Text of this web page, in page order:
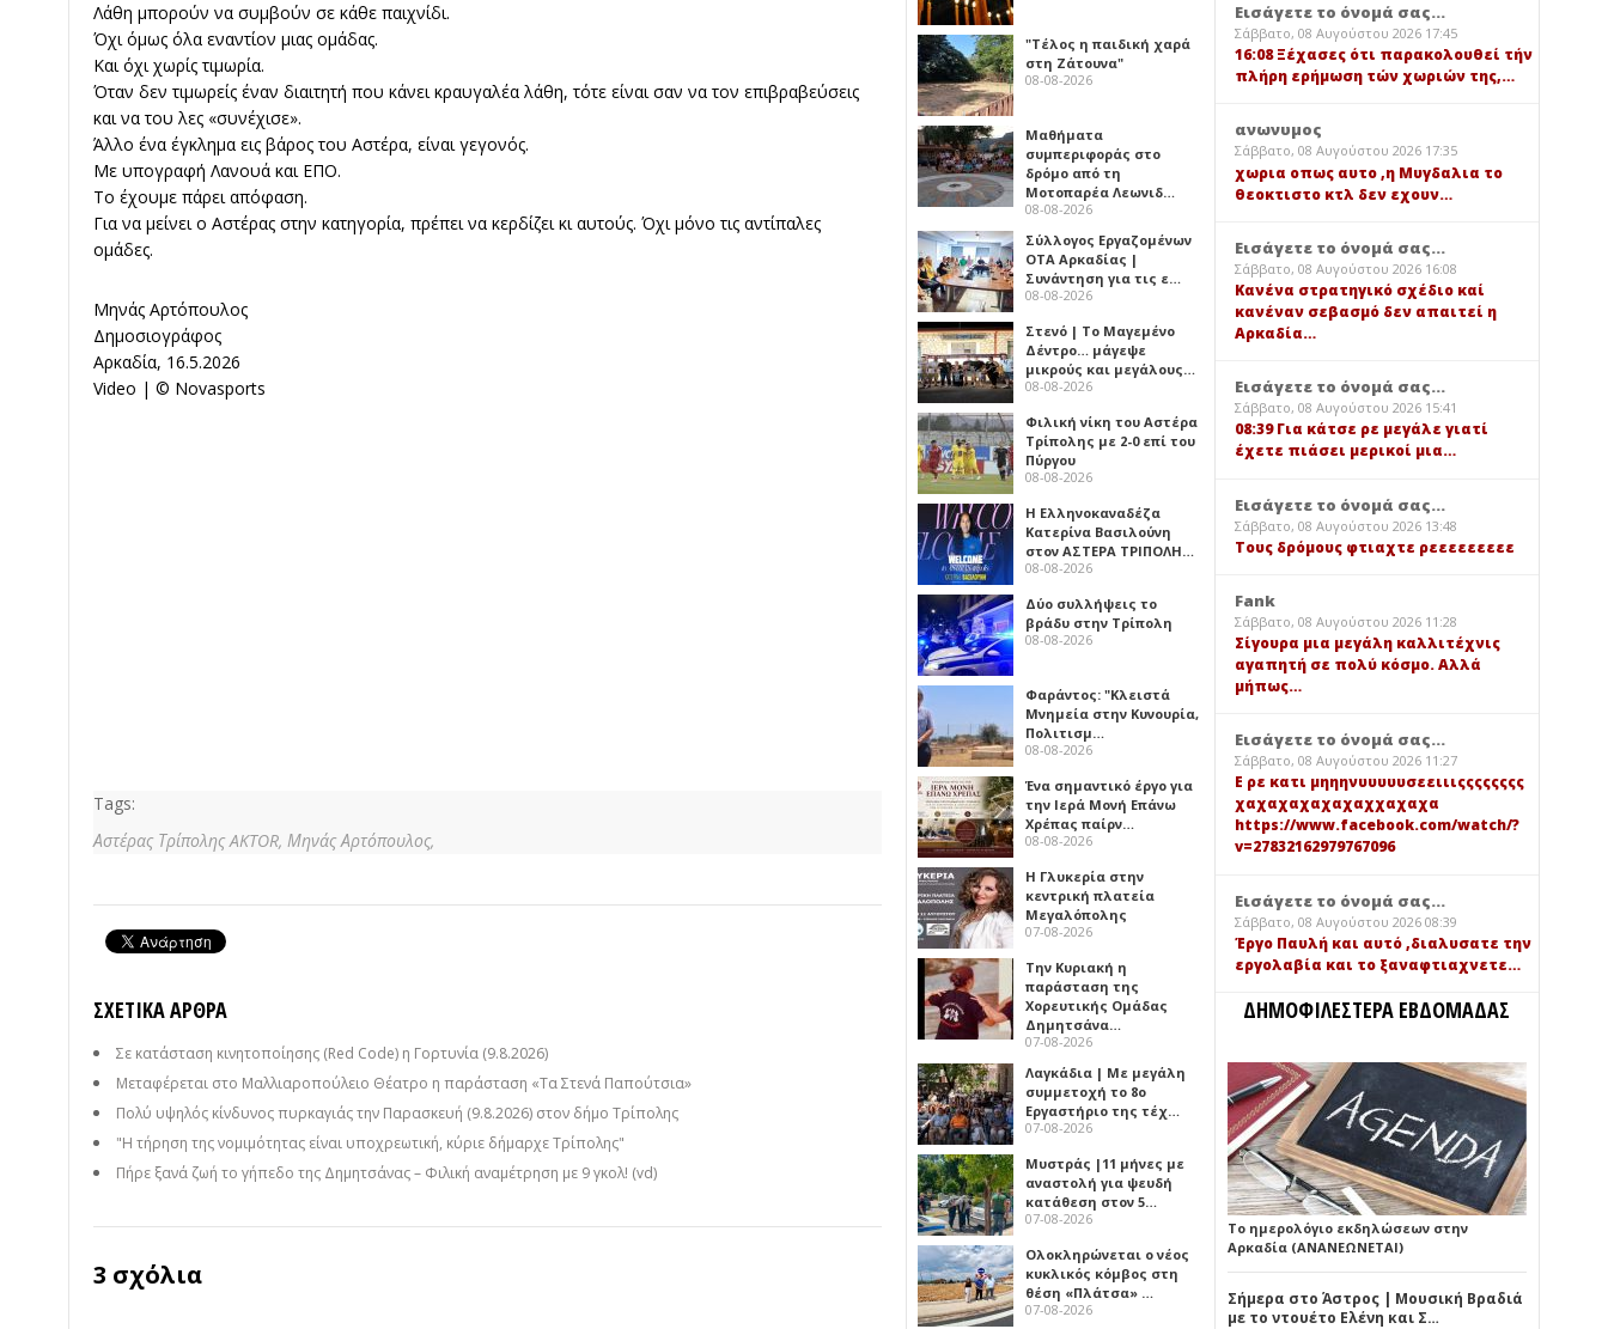
Λάθη μπορούν να συμβούν σε κάθε παιχνίδι.
Όχι όμως όλα εναντίον μιας ομάδας.
Και όχι χωρίς τιμωρία.
Όταν δεν τιμωρείς έναν διαιτητή που κάνει κραυγαλέα λάθη, τότε είναι σαν να τον επιβραβεύσεις
και να του λες «συνέχισε».
Άλλο ένα έγκλημα εις βάρος του Αστέρα, είναι γεγονός.
Με υπογραφή Λανουά και ΕΠΟ.
Το έχουμε πάρει απόφαση.
Για να μείνει ο Αστέρας στην κατηγορία, πρέπει να κερδίζει κι αυτούς. Όχι μόνο τις αντίπαλες
ομάδες.
Μηνάς Αρτόπουλος
Δημοσιογράφος
Αρκαδία, 16.5.2026
Video | © Novasports
Tags:
Αστέρας Τρίπολης AKTOR, Μηνάς Αρτόπουλος,
ΣΧΕΤΙΚΆ ΆΡΘΡΑ
Σε κατάσταση κινητοποίησης (Red Code) η Γορτυνία (9.8.2026)
Μεταφέρεται στο Μαλλιαροπούλειο Θέατρο η παράσταση «Τα Στενά Παπούτσια»
Πολύ υψηλός κίνδυνος πυρκαγιάς την Παρασκευή (9.8.2026) στον δήμο Τρίπολης
"Η τήρηση της νομιμότητας είναι υποχρεωτική, κύριε δήμαρχε Τρίπολης"
Πήρε ξανά ζωή το γήπεδο της Δημητσάνας – Φιλική αναμέτρηση με 9 γκολ! (vd)
3 σχόλια
"Τέλος η παιδική χαρά
στη Ζάτουνα"
08-08-2026
Μαθήματα
συμπεριφοράς στο
δρόμο από τη
Μοτοπαρέα Λεωνιδ…
08-08-2026
Σύλλογος Εργαζομένων
ΟΤΑ Αρκαδίας |
Συνάντηση για τις ε…
08-08-2026
Στενό | Το Μαγεμένο
Δέντρο… μάγεψε
μικρούς και μεγάλους…
08-08-2026
Φιλική νίκη του Αστέρα
Τρίπολης με 2-0 επί του
Πύργου
08-08-2026
Η Ελληνοκαναδέζα
Κατερίνα Βασιλούνη
στον ΑΣΤΕΡΑ ΤΡΙΠΟΛΗ…
08-08-2026
Δύο συλλήψεις το
βράδυ στην Τρίπολη
08-08-2026
Φαράντος: "Κλειστά
Μνημεία στην Κυνουρία,
Πολιτισμ…
08-08-2026
Ένα σημαντικό έργο για
την Ιερά Μονή Επάνω
Χρέπας παίρν…
08-08-2026
Η Γλυκερία στην
κεντρική πλατεία
Μεγαλόπολης
07-08-2026
Την Κυριακή η
παράσταση της
Χορευτικής Ομάδας
Δημητσάνα…
07-08-2026
Λαγκάδια | Με μεγάλη
συμμετοχή το 8ο
Εργαστήριο της τέχ…
07-08-2026
Μυστράς |11 μήνες με
αναστολή για ψευδή
κατάθεση στον 5…
07-08-2026
Ολοκληρώνεται ο νέος
κυκλικός κόμβος στη
θέση «Πλάτσα» …
07-08-2026
Εισάγετε το όνομά σας...
Σάββατο, 08 Αυγούστου 2026 17:45
16:08 Ξέχασες ότι παρακολουθεί τήν
πλήρη ερήμωση τών χωριών της,…
ανωνυμος
Σάββατο, 08 Αυγούστου 2026 17:35
χωρια οπως αυτο ,η Μυγδαλια το
θεοκτιστο κτλ δεν εχουν…
Εισάγετε το όνομά σας...
Σάββατο, 08 Αυγούστου 2026 16:08
Κανένα στρατηγικό σχέδιο καί
κανέναν σεβασμό δεν απαιτεί η
Αρκαδία…
Εισάγετε το όνομά σας...
Σάββατο, 08 Αυγούστου 2026 15:41
08:39 Για κάτσε ρε μεγάλε γιατί
έχετε πιάσει μερικοί μια…
Εισάγετε το όνομά σας...
Σάββατο, 08 Αυγούστου 2026 13:48
Τους δρόμους φτιαχτε ρεεεεεεεεε
Fank
Σάββατο, 08 Αυγούστου 2026 11:28
Σίγουρα μια μεγάλη καλλιτέχνις
αγαπητή σε πολύ κόσμο. Αλλά
μήπως…
Εισάγετε το όνομά σας...
Σάββατο, 08 Αυγούστου 2026 11:27
Ε ρε κατι μηηηνυυυυυσεειιιςςςςςςςς
χαχαχαχαχαχαχχαχαχα
https://www.facebook.com/watch/?
v=27832162979767096
Εισάγετε το όνομά σας...
Σάββατο, 08 Αυγούστου 2026 08:39
Έργο Παυλή και αυτό ,διαλυσατε την
εργολαβία και το ξαναφτιαχνετε…
ΔΗΜΟΦΙΛΕΣΤΕΡΑ ΕΒΔΟΜΑΔΑΣ
Το ημερολόγιο εκδηλώσεων στην
Αρκαδία (ΑΝΑΝΕΩΝΕΤΑΙ)
Σήμερα στο Άστρος | Μουσική Βραδιά
με το ντουέτο Ελένη και Σ…